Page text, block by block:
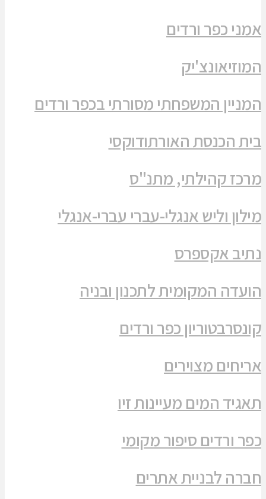
אמני כפר ורדים
המוזיאונצ'יק
המניין המשפחתי מסורתי בכפר ורדים
בית הכנסת האורתודוקסי
מרכז קהילתי, מתנ"ס
מילון וליש אנגלי-עברי עברי-אנגלי
נתיב אקספרס
הועדה המקומית לתכנון ובניה
קונסרבטוריון כפר ורדים
אריחים מצוירים
תאגיד המים מעיינות זיו
כפר ורדים סיפור מקומי
חברה לבניית אתרים